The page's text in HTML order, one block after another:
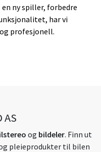
ny spiller, forbedre
har vi
profesjonell.
AS
og bildeler. Finn ut
pleieprodukter til bilen